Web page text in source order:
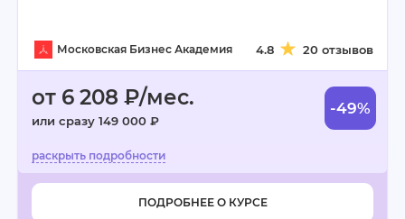
Московская Бизнес Академия 4.8 20 отзывов
от 6 208 ₽/мес.
или сразу 149 000 ₽
-49%
ПОДРОБНЕЕ О КУРСЕ